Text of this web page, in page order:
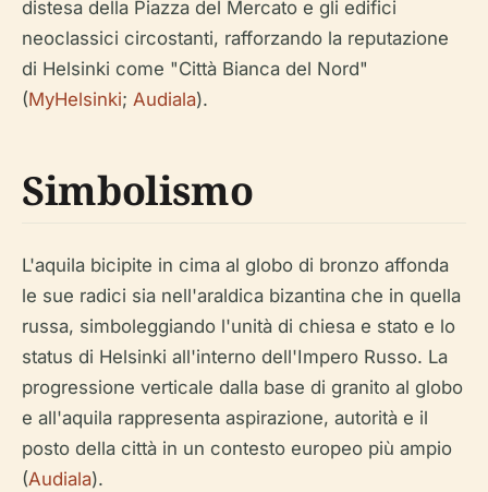
distesa della Piazza del Mercato e gli edifici
neoclassici circostanti, rafforzando la reputazione
di Helsinki come "Città Bianca del Nord"
(MyHelsinki; Audiala).
Simbolismo
L'aquila bicipite in cima al globo di bronzo affonda
le sue radici sia nell'araldica bizantina che in quella
russa, simboleggiando l'unità di chiesa e stato e lo
status di Helsinki all'interno dell'Impero Russo. La
progressione verticale dalla base di granito al globo
e all'aquila rappresenta aspirazione, autorità e il
posto della città in un contesto europeo più ampio
(Audiala).